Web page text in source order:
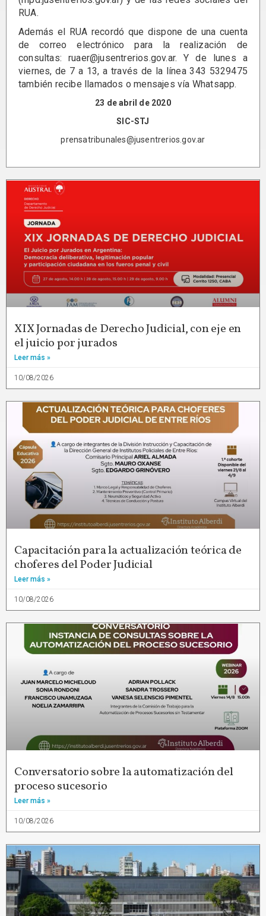
RUA.
Además el RUA recordó que dispone de una cuenta
de correo electrónico para la realización de
consultas: ruaer@jusentrerios.gov.ar. Y de lunes a
viernes, de 7 a 13, a través de la línea 343 5329475
también recibe llamados o mensajes vía Whatsapp.
23 de abril de 2020
SIC-STJ
prensatribunales@jusentrerios.gov.ar
XIX Jornadas de Derecho Judicial, con eje en
el juicio por jurados
Leer más »
10/08/2026
Capacitación para la actualización teórica de
choferes del Poder Judicial
Leer más »
10/08/2026
Conversatorio sobre la automatización del
proceso sucesorio
Leer más »
10/08/2026